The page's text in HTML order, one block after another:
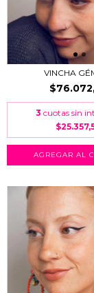
VINCHA
3 cuotas sin